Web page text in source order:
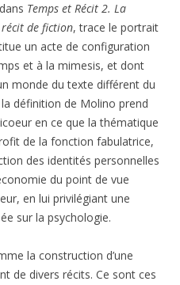
Temps et Récit 2. La
de fiction, trace le portrait
un acte de configuration
et à la mimesis, et dont
monde du texte différent du
définition de Molino prend
en ce que la thématique
de la fonction fabulatrice,
des identités personnelles
du point de vue
en lui privilégiant une
sur la psychologie.
la construction d’une
de divers récits. Ce sont ces